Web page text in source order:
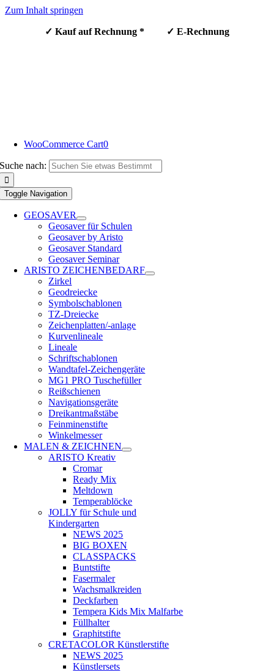
Zum Inhalt springen
✓ Kauf auf Rechnung * ✓ E-Rechnung
WooCommerce Cart0
Suche nach:
Toggle Navigation
GEOSAVER
Geosaver für Schulen
Geosaver by Aristo
Geosaver Standard
Geosaver Seminar
ARISTO ZEICHENBEDARF
Zirkel
Geodreiecke
Symbolschablonen
TZ-Dreiecke
Zeichenplatten/-anlage
Kurvenlineale
Lineale
Schriftschablonen
Wandtafel-Zeichengeräte
MG1 PRO Tuschefüller
Reißschienen
Navigationsgeräte
Dreikantmaßstäbe
Feinminenstifte
Winkelmesser
MALEN & ZEICHNEN
ARISTO Kreativ
Cromar
Ready Mix
Meltdown
Temperablöcke
JOLLY für Schule und
Kindergarten
NEWS 2025
BIG BOXEN
CLASSPACKS
Buntstifte
Fasermaler
Wachsmalkreiden
Deckfarben
Tempera Kids Mix Malfarbe
Füllhalter
Graphitstifte
CRETACOLOR Künstlerstifte
NEWS 2025
Künstlersets